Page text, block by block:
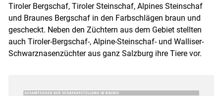
Tiroler Bergschaf, Tiroler Steinschaf, Alpines Steinschaf
und Braunes Bergschaf in den Farbschlägen braun und
gescheckt. Neben den Züchtern aus dem Gebiet stellten
auch Tiroler-Bergschaf-, Alpine-Steinschaf- und Walliser-
Schwarznasenzüchter aus ganz Salzburg ihre Tiere vor.